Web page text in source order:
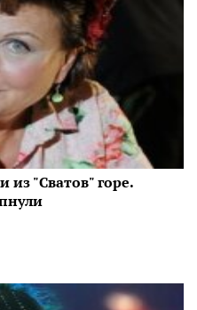
из "Сватов" горе.